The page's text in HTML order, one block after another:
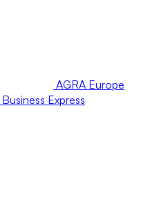
AGRA Europe
Business Express